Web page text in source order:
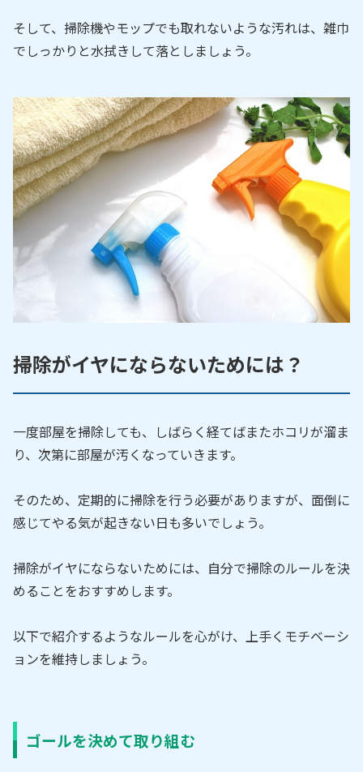
そして、掃除機やモップでも取れないような汚れは、雑巾
でしっかりと水拭きして落としましょう。
掃除がイヤにならないためには？
一度部屋を掃除しても、しばらく経てばまたホコリが溜ま
り、次第に部屋が汚くなっていきます。
そのため、定期的に掃除を行う必要がありますが、面倒に
感じてやる気が起きない日も多いでしょう。
掃除がイヤにならないためには、自分で掃除のルールを決
めることをおすすめします。
以下で紹介するようなルールを心がけ、上手くモチベーシ
ョンを維持しましょう。
ゴールを決めて取り組む